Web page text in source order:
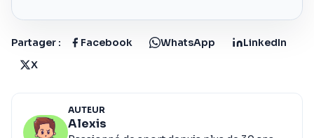
Partager : Facebook WhatsApp
LinkedIn
X
AUTEUR
Alexis